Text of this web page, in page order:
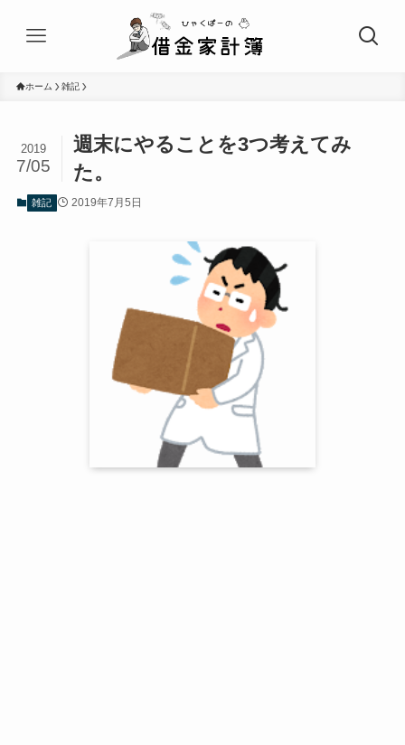
ホーム 雑記
週末にやることを3つ考えてみ
た。
2019
7/05
雑記 2019年7月5日